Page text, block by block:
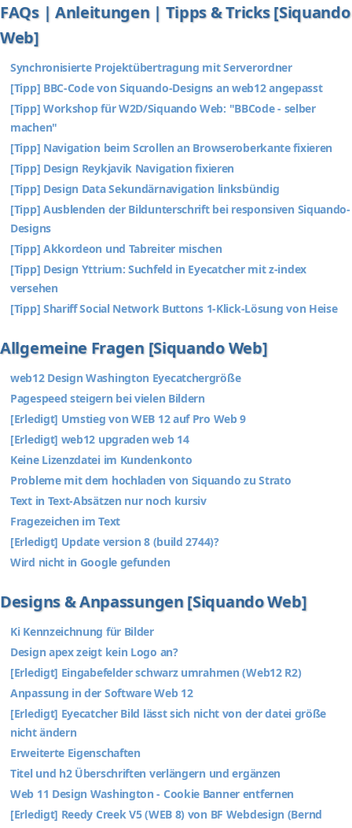
FAQs | Anleitungen | Tipps & Tricks [Siquando
Web]
Synchronisierte Projektübertragung mit Serverordner
[Tipp] BBC-Code von Siquando-Designs an web12 angepasst
[Tipp] Workshop für W2D/Siquando Web: "BBCode - selber
machen"
[Tipp] Navigation beim Scrollen an Browseroberkante fixieren
[Tipp] Design Reykjavik Navigation fixieren
[Tipp] Design Data Sekundärnavigation linksbündig
[Tipp] Ausblenden der Bildunterschrift bei responsiven Siquando-
Designs
[Tipp] Akkordeon und Tabreiter mischen
[Tipp] Design Yttrium: Suchfeld in Eyecatcher mit z-index
versehen
[Tipp] Shariff Social Network Buttons 1-Klick-Lösung von Heise
Allgemeine Fragen [Siquando Web]
web12 Design Washington Eyecatchergröße
Pagespeed steigern bei vielen Bildern
[Erledigt] Umstieg von WEB 12 auf Pro Web 9
[Erledigt] web12 upgraden web 14
Keine Lizenzdatei im Kundenkonto
Probleme mit dem hochladen von Siquando zu Strato
Text in Text-Absätzen nur noch kursiv
Fragezeichen im Text
[Erledigt] Update version 8 (build 2744)?
Wird nicht in Google gefunden
Designs & Anpassungen [Siquando Web]
Ki Kennzeichnung für Bilder
Design apex zeigt kein Logo an?
[Erledigt] Eingabefelder schwarz umrahmen (Web12 R2)
Anpassung in der Software Web 12
[Erledigt] Eyecatcher Bild lässt sich nicht von der datei größe
nicht ändern
Erweiterte Eigenschaften
Titel und h2 Überschriften verlängern und ergänzen
Web 11 Design Washington - Cookie Banner entfernen
[Erledigt] Reedy Creek V5 (WEB 8) von BF Webdesign (Bernd